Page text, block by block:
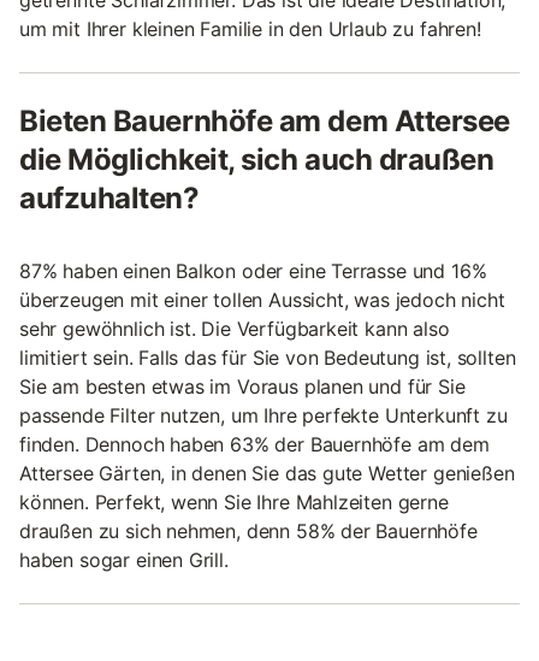
um mit Ihrer kleinen Familie in den Urlaub zu fahren!
Bieten Bauernhöfe am dem Attersee
die Möglichkeit, sich auch draußen
aufzuhalten?
87% haben einen Balkon oder eine Terrasse und 16%
überzeugen mit einer tollen Aussicht, was jedoch nicht
sehr gewöhnlich ist. Die Verfügbarkeit kann also
limitiert sein. Falls das für Sie von Bedeutung ist, sollten
Sie am besten etwas im Voraus planen und für Sie
passende Filter nutzen, um Ihre perfekte Unterkunft zu
finden. Dennoch haben 63% der Bauernhöfe am dem
Attersee Gärten, in denen Sie das gute Wetter genießen
können. Perfekt, wenn Sie Ihre Mahlzeiten gerne
draußen zu sich nehmen, denn 58% der Bauernhöfe
haben sogar einen Grill.